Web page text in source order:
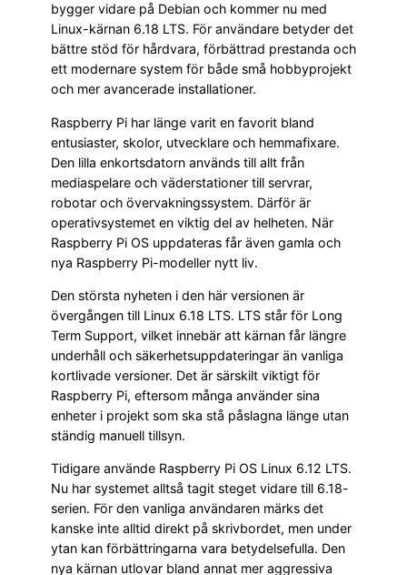
bygger vidare på Debian och kommer nu med
Linux-kärnan 6.18 LTS. För användare betyder det
bättre stöd för hårdvara, förbättrad prestanda och
ett modernare system för både små hobbyprojekt
och mer avancerade installationer.
Raspberry Pi har länge varit en favorit bland
entusiaster, skolor, utvecklare och hemmafixare.
Den lilla enkortsdatorn används till allt från
mediaspelare och väderstationer till servrar,
robotar och övervakningssystem. Därför är
operativsystemet en viktig del av helheten. När
Raspberry Pi OS uppdateras får även gamla och
nya Raspberry Pi-modeller nytt liv.
Den största nyheten i den här versionen är
övergången till Linux 6.18 LTS. LTS står för Long
Term Support, vilket innebär att kärnan får längre
underhåll och säkerhetsuppdateringar än vanliga
kortlivade versioner. Det är särskilt viktigt för
Raspberry Pi, eftersom många använder sina
enheter i projekt som ska stå påslagna länge utan
ständig manuell tillsyn.
Tidigare använde Raspberry Pi OS Linux 6.12 LTS.
Nu har systemet alltså tagit steget vidare till 6.18-
serien. För den vanliga användaren märks det
kanske inte alltid direkt på skrivbordet, men under
ytan kan förbättringarna vara betydelsefulla. Den
nya kärnan utlovar bland annat mer aggressiva